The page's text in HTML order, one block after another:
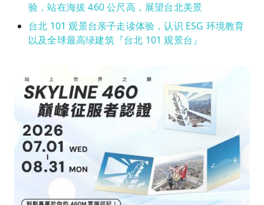
验，站在海拔 460 公尺高，展望台北美景
台北 101 观景台亲子走读体验，认识 ESG 环境教育
以及全球最高绿建筑『台北 101 观景台』